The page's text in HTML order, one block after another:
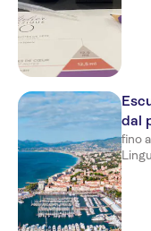
dal
fino